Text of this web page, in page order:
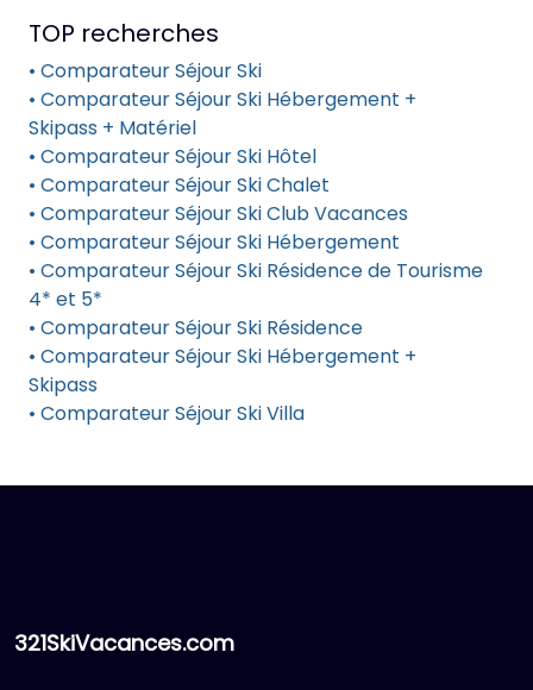
TOP recherches
• Comparateur Séjour Ski
• Comparateur Séjour Ski Hébergement +
Skipass + Matériel
• Comparateur Séjour Ski Hôtel
• Comparateur Séjour Ski Chalet
• Comparateur Séjour Ski Club Vacances
• Comparateur Séjour Ski Hébergement
• Comparateur Séjour Ski Résidence de Tourisme
4* et 5*
• Comparateur Séjour Ski Résidence
• Comparateur Séjour Ski Hébergement +
Skipass
• Comparateur Séjour Ski Villa
321SkiVacances.com